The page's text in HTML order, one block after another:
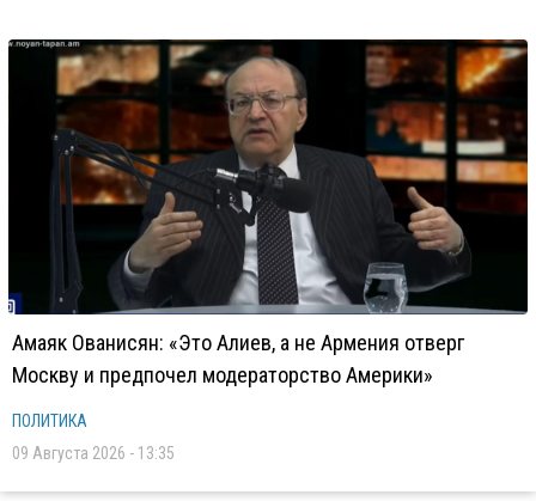
Амаяк Ованисян: «Это Алиев, а не Армения отверг
Москву и предпочел модераторство Америки»
ПОЛИТИКА
09 Августа 2026 - 13:35